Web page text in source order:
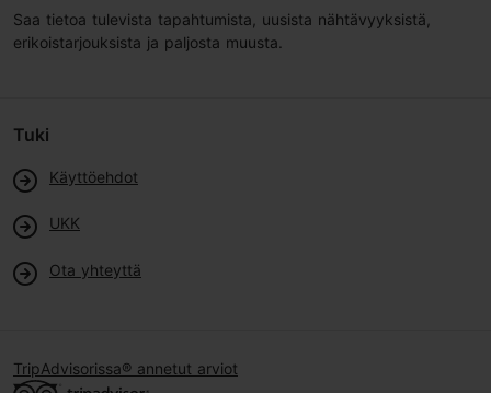
Saa tietoa tulevista tapahtumista, uusista nähtävyyksistä,
erikoistarjouksista ja paljosta muusta.
Tuki
Käyttöehdot
UKK
Ota yhteyttä
TripAdvisorissa® annetut arviot